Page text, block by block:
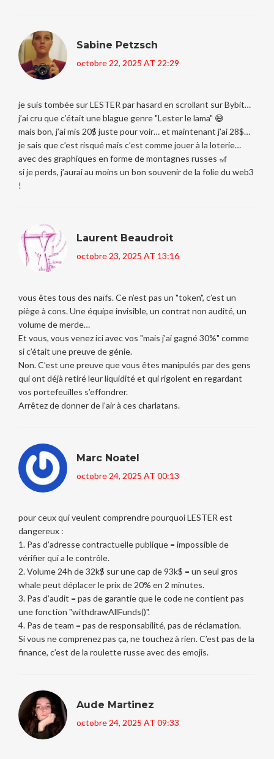
Sabine Petzsch
octobre 22, 2025 AT 22:29
je suis tombée sur LESTER par hasard en scrollant sur Bybit…
j’ai cru que c’était une blague genre "Lester le lama" 😅
mais bon, j’ai mis 20$ juste pour voir… et maintenant j’ai 28$…
je sais que c’est risqué mais c’est comme jouer à la loterie…
avec des graphiques en forme de montagnes russes 🎢
si je perds, j’aurai au moins un bon souvenir de la folie du web3
!
Laurent Beaudroit
octobre 23, 2025 AT 13:16
vous êtes tous des naïfs. Ce n’est pas un "token", c’est un
piège à cons. Une équipe invisible, un contrat non audité, un
volume de merde…
Et vous, vous venez ici avec vos "mais j’ai gagné 30%" comme
si c’était une preuve de génie.
Non. C’est une preuve que vous êtes manipulés par des gens
qui ont déjà retiré leur liquidité et qui rigolent en regardant
vos portefeuilles s’effondrer.
Arrêtez de donner de l’air à ces charlatans.
Marc Noatel
octobre 24, 2025 AT 00:13
pour ceux qui veulent comprendre pourquoi LESTER est
dangereux :
1. Pas d’adresse contractuelle publique = impossible de
vérifier qui a le contrôle.
2. Volume 24h de 32k$ sur une cap de 93k$ = un seul gros
whale peut déplacer le prix de 20% en 2 minutes.
3. Pas d’audit = pas de garantie que le code ne contient pas
une fonction "withdrawAllFunds()".
4. Pas de team = pas de responsabilité, pas de réclamation.
Si vous ne comprenez pas ça, ne touchez à rien. C’est pas de la
finance, c’est de la roulette russe avec des emojis.
Aude Martinez
octobre 24, 2025 AT 09:33